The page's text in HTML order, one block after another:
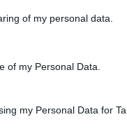
of my personal data.
of my Personal Data.
my Personal Data for
ετήσιας δαπάνης
στο πραγματικό